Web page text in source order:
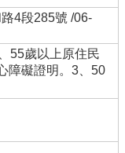
4段285號 /06-
55歲以上原住民
障礙證明。3、50